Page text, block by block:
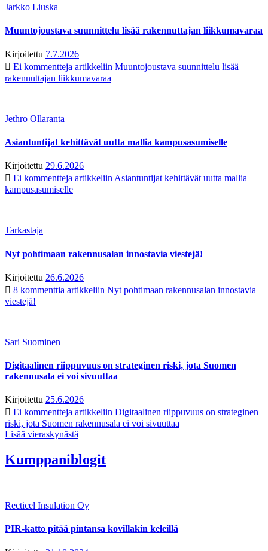
Jarkko Liuska
Muuntojoustava suunnittelu lisää rakennuttajan liikkumavaraa
Kirjoitettu 7.7.2026
Ei kommentteja artikkeliin Muuntojoustava suunnittelu lisää
rakennuttajan liikkumavaraa
Jethro Ollaranta
Asiantuntijat kehittävät uutta mallia kampusasumiselle
Kirjoitettu 29.6.2026
Ei kommentteja artikkeliin Asiantuntijat kehittävät uutta mallia
kampusasumiselle
Tarkastaja
Nyt pohtimaan rakennusalan innostavia viestejä!
Kirjoitettu 26.6.2026
8 kommenttia artikkeliin Nyt pohtimaan rakennusalan innostavia
viestejä!
Sari Suominen
Digitaalinen riippuvuus on strateginen riski, jota Suomen
rakennusala ei voi sivuuttaa
Kirjoitettu 25.6.2026
Ei kommentteja artikkeliin Digitaalinen riippuvuus on strateginen
riski, jota Suomen rakennusala ei voi sivuuttaa
Lisää vieraskynästä
Kumppaniblogit
Recticel Insulation Oy
PIR-katto pitää pintansa kovillakin keleillä